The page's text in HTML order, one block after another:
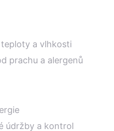
a vlhkosti
prachu a alergenů
údržby a kontrol